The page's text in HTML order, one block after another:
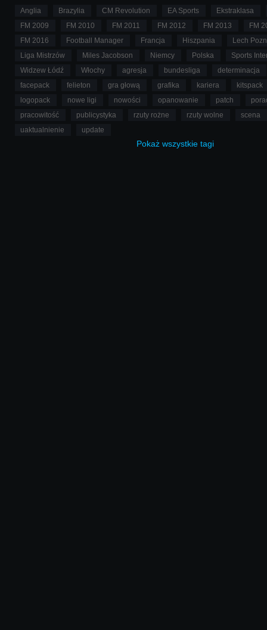
Anglia Brazylia CM Revolution EA Sports
Ekstraklasa
FM 2009
FM 2010 FM 2011 FM 2012 FM 2013
FM
FM 2016
Football Manager Francja Hiszpania
Lech
Liga Mistrzów
Miles Jacobson Niemcy Polska
Sports
Widzew Łódź
Włochy agresja bundesliga
determinacja
facepack
felieton gra głową grafika kariera
kitspack
logopack
nowe ligi nowości opanowanie patch
pracowitość
publicystyka rzuty rożne rzuty wolne
scena
uaktualnienie
update
Pokaż wszystkie tagi